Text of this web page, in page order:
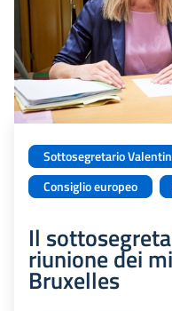
Sottosegretario
Consiglio europeo
Il
riunione dei
Bruxelles